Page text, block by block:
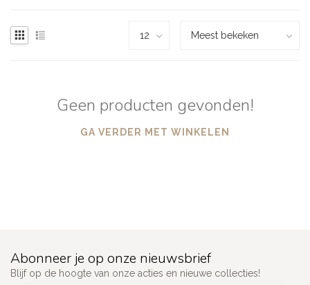
Geen producten gevonden!
GA VERDER MET WINKELEN
Abonneer je op onze nieuwsbrief
Blijf op de hoogte van onze acties en nieuwe collecties!